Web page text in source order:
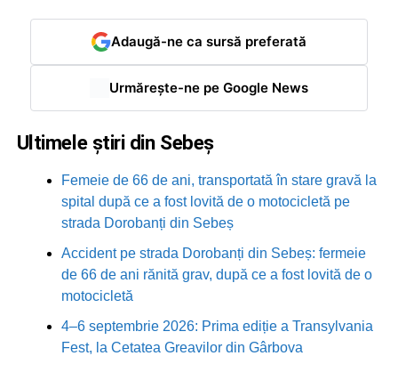
Adaugă-ne ca sursă preferată
Urmărește-ne pe Google News
Ultimele știri din Sebeș
Femeie de 66 de ani, transportată în stare gravă la
spital după ce a fost lovită de o motocicletă pe
strada Dorobanți din Sebeș
Accident pe strada Dorobanți din Sebeș: fermeie
de 66 de ani rănită grav, după ce a fost lovită de o
motocicletă
4–6 septembrie 2026: Prima ediție a Transylvania
Fest, la Cetatea Greavilor din Gârbova